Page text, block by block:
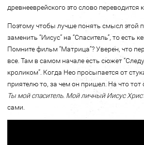
древнееврейского это слово переводится
Поэтому чтобы лучше понять смысл этой
заменить “Иисус” на “Спаситель”, то есть
Помните фильм “Матрица”? Уверен, что
все. Там в самом начале есть сюжет
кроликом”. Когда Нео просыпается от
приятелю то, за чем он пришел. На что тот
Ты мой спаситель. Мой личный Иисус
сами.